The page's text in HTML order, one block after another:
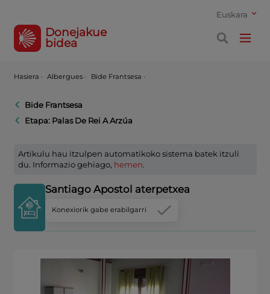
Euskara
Donejakue
bidea
Hasiera · Albergues · Bide Frantsesa ·
Bide Frantsesa
Etapa: Palas De Rei A Arzúa
Artikulu hau itzulpen automatikoko sistema batek itzuli
du. Informazio gehiago, hemen.
Santiago Apostol aterpetxea
Konexiorik gabe erabilgarri